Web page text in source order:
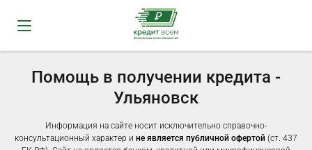
Помощь в получении кредита -
Ульяновск
Информация на сайте носит исключительно справочно-
консультационный характер и не является публичной офертой (ст. 437